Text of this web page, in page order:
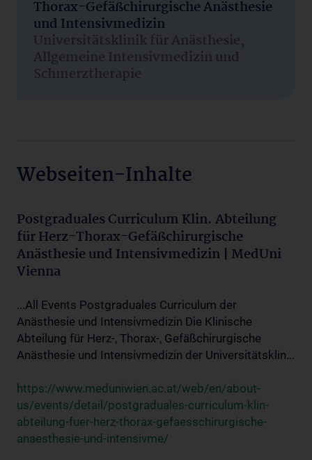
Thorax-Gefäßchirurgische Anästhesie
und Intensivmedizin
Universitätsklinik für Anästhesie,
Allgemeine Intensivmedizin und
Schmerztherapie
Webseiten-Inhalte
Postgraduales Curriculum Klin. Abteilung
für Herz-Thorax-Gefäßchirurgische
Anästhesie und Intensivmedizin | MedUni
Vienna
...All Events Postgraduales Curriculum der
Anästhesie und Intensivmedizin Die Klinische
Abteilung für Herz-, Thorax-, Gefäßchirurgische
Anästhesie und Intensivmedizin der Universitätsklin...
https://www.meduniwien.ac.at/web/en/about-
us/events/detail/postgraduales-curriculum-klin-
abteilung-fuer-herz-thorax-gefaesschirurgische-
anaesthesie-und-intensivme/